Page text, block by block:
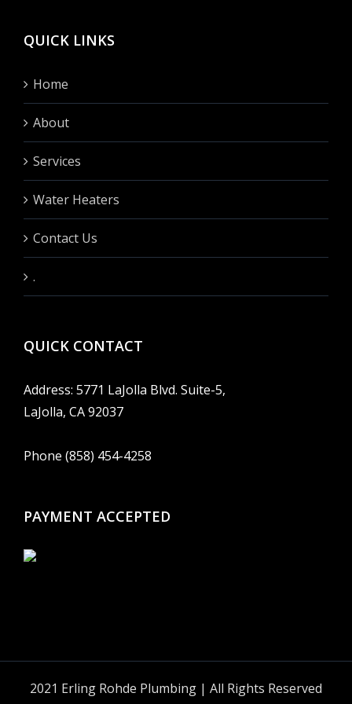
QUICK LINKS
Home
About
Services
Water Heaters
Contact Us
.
QUICK CONTACT
Address: 5771 LaJolla Blvd. Suite-5,
LaJolla, CA 92037
Phone (858) 454-4258
PAYMENT ACCEPTED
2021 Erling Rohde Plumbing | All Rights Reserved